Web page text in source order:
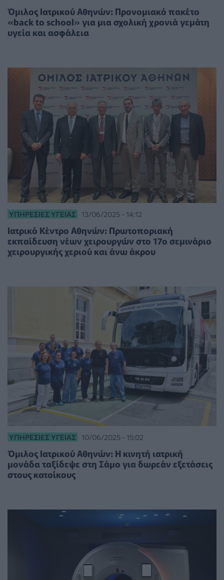
Όμιλος Ιατρικού Αθηνών: Προνομιακό πακέτο
«back to school» για μια σχολική χρονιά γεμάτη
υγεία και ασφάλεια
ΥΠΗΡΕΣΊΕΣ ΥΓΕΊΑΣ 13/06/2025 - 14:12
Ιατρικό Κέντρο Αθηνών: Πρωτοποριακή
εκπαίδευση νέων χειρουργών στο 17ο σεμινάριο
χειρουργικής χεριού και άνω άκρου
ΥΠΗΡΕΣΊΕΣ ΥΓΕΊΑΣ 10/06/2025 - 15:02
Όμιλος Ιατρικού Αθηνών: Η κινητή ιατρική
μονάδα ταξίδεψε στη Σάμο για δωρεάν εξετάσεις
στους κατοίκους